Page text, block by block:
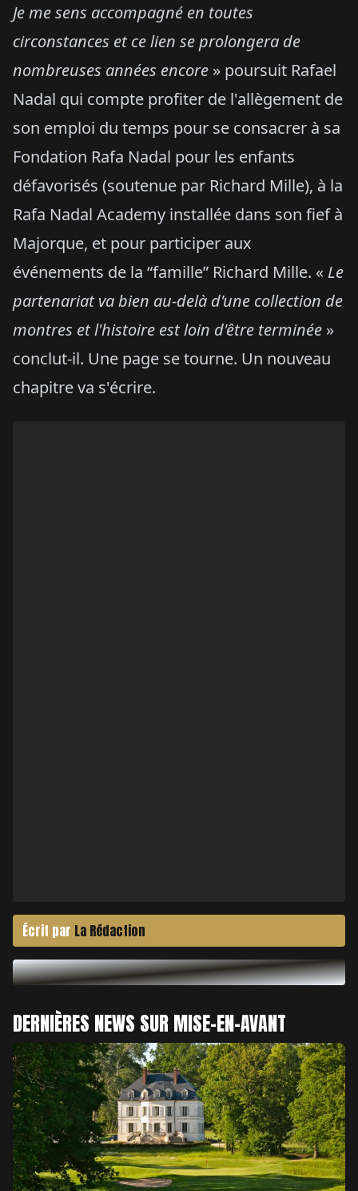
Je me sens accompagné en toutes
circonstances et ce lien se prolongera de
nombreuses années encore » poursuit Rafael
Nadal qui compte profiter de l'allègement de
son emploi du temps pour se consacrer à sa
Fondation Rafa Nadal pour les enfants
défavorisés (soutenue par Richard Mille), à la
Rafa Nadal Academy installée dans son fief à
Majorque, et pour participer aux
événements de la “famille” Richard Mille. « Le
partenariat va bien au-delà d'une collection de
montres et l'histoire est loin d'être terminée »
conclut-il. Une page se tourne. Un nouveau
chapitre va s'écrire.
Écrit par La Rédaction
DERNIÈRES NEWS SUR MISE-EN-AVANT